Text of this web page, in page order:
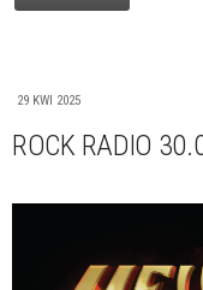
29 KWI 2025
ROCK RADIO